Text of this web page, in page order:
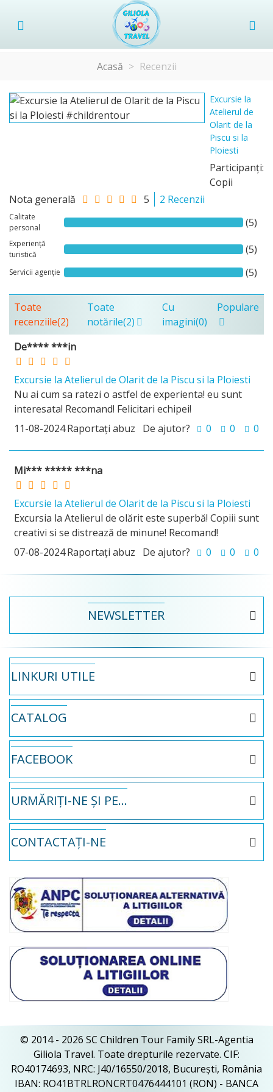
Acasă > Recenzii
Excursie la
Atelierul de
Olarit de la
Piscu si la
Ploiesti
Participanţi:
Copii
Nota generală
5 2 Recenzii
Calitate
personal
(5)
Experiență
turistică
(5)
Servicii agenție (5)
Toate
recenziile(2)
Toate
notările(2)
Cu
imagini(0)
Populare
De**** ***in
Excursie la Atelierul de Olarit de la Piscu si la Ploiesti
Nu ai cum sa ratezi o astfel de experienta! eu sunt
interesata! Recomand! Felicitari echipei!
11-08-2024Raportați abuz De ajutor? 0 0 0
Mi*** ***** ***na
Excursie la Atelierul de Olarit de la Piscu si la Ploiesti
Excursia la Atelierul de olărit este superbă! Copiii sunt
creativi si se distrează de minune! Recomand!
07-08-2024Raportați abuz De ajutor? 0 0 0
NEWSLETTER
LINKURI UTILE
CATALOG
FACEBOOK
URMĂRIȚI-NE ȘI PE...
CONTACTAȚI-NE
© 2014 - 2026 SC Children Tour Family SRL-Agentia
Giliola Travel. Toate drepturile rezervate. CIF:
RO40174693, NRC: J40/16550/2018, București, România
IBAN: RO41BTRLRONCRT0476444101 (RON) - BANCA